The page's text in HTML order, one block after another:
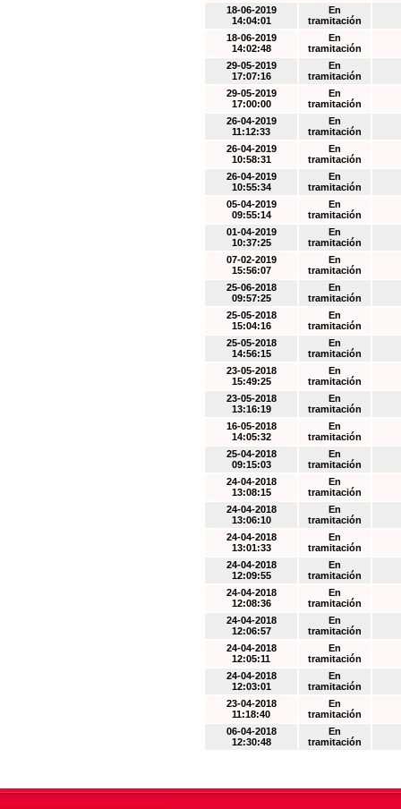
18-06-2019
14:04:01
En
tramitación
18-06-2019
14:02:48
En
tramitación
29-05-2019
17:07:16
En
tramitación
29-05-2019
17:00:00
En
tramitación
26-04-2019
11:12:33
En
tramitación
26-04-2019
10:58:31
En
tramitación
26-04-2019
10:55:34
En
tramitación
05-04-2019
09:55:14
En
tramitación
01-04-2019
10:37:25
En
tramitación
07-02-2019
15:56:07
En
tramitación
25-06-2018
09:57:25
En
tramitación
25-05-2018
15:04:16
En
tramitación
25-05-2018
14:56:15
En
tramitación
23-05-2018
15:49:25
En
tramitación
23-05-2018
13:16:19
En
tramitación
16-05-2018
14:05:32
En
tramitación
25-04-2018
09:15:03
En
tramitación
24-04-2018
13:08:15
En
tramitación
24-04-2018
13:06:10
En
tramitación
24-04-2018
13:01:33
En
tramitación
24-04-2018
12:09:55
En
tramitación
24-04-2018
12:08:36
En
tramitación
24-04-2018
12:06:57
En
tramitación
24-04-2018
12:05:11
En
tramitación
24-04-2018
12:03:01
En
tramitación
23-04-2018
11:18:40
En
tramitación
06-04-2018
12:30:48
En
tramitación